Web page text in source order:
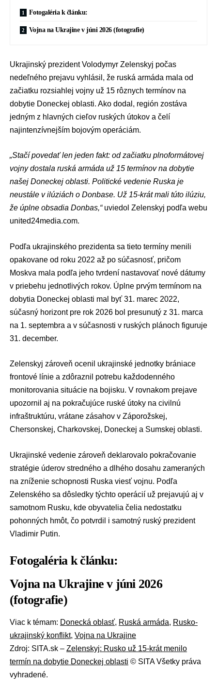
Fotogaléria k článku:
Vojna na Ukrajine v júni 2026 (fotografie)
Ukrajinský prezidentVolodymyr Zelenskyj počas
nedeľného prejavu vyhlásil, že ruská armáda mala od
začiatku rozsiahlej vojny už 15 rôznych termínov na
dobytie Doneckej oblasti. Ako dodal, región zostáva
jedným z hlavných cieľov ruských útokov a čelí
najintenzívnejším bojovým operáciám.
„Stačí povedať len jeden fakt: od začiatku plnoformátovej
vojny dostala ruská armáda už 15 termínov na dobytie
našej Doneckej oblasti. Politické vedenie Ruska je
neustále v ilúziách o Donbase. Už 15-krát mali túto ilúziu,
že úplne obsadia Donbas,“uviedol Zelenskyj podľa webu
united24media.com.
Podľa ukrajinského prezidenta sa tieto termíny menili
opakovane od roku 2022 až po súčasnosť, pričom
Moskva mala podľa jeho tvrdení nastavovať nové dátumy
v priebehu jednotlivých rokov. Úplne prvým termínom na
dobytia Doneckej oblasti mal byť 31. marec 2022,
súčasný horizont pre rok 2026 bol presunutý z 31. marca
na 1. septembra a v súčasnosti v ruských plánoch figuruje
31. december.
Zelenskyj zároveň ocenil ukrajinské jednotky brániace
frontové línie a zdôraznil potrebu každodenného
monitorovania situácie na bojisku. V rovnakom prejave
upozornil aj na pokračujúce ruské útoky na civilnú
infraštruktúru, vrátane zásahov v Záporožskej,
Chersonskej, Charkovskej, Doneckej a Sumskej oblasti.
Ukrajinské vedenie zároveň deklarovalo pokračovanie
stratégie úderov stredného a dlhého dosahu zameraných
na zníženie schopnosti Ruska viesť vojnu. Podľa
Zelenského sa dôsledky týchto operácií už prejavujú aj v
samotnom Rusku, kde obyvatelia čelia nedostatku
pohonných hmôt, čo potvrdil i samotný ruský prezident
Vladimir Putin.
Fotogaléria k článku:
Vojna na Ukrajine v júni 2026
(fotografie)
Viac k témam: Donecká oblasť, Ruská armáda, Rusko-
ukrajinský konflikt, Vojna na Ukrajine
Zdroj: SITA.sk – Zelenskyj: Rusko už 15-krát menilo
termín na dobytie Doneckej oblasti © SITA Všetky práva
vyhradené.